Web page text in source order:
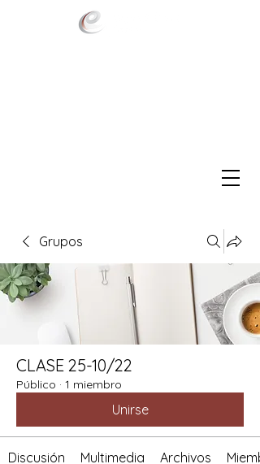
Grupos
CLASE 25-10/22
Público · 1 miembro
Unirse
Discusión Multimedia Archivos